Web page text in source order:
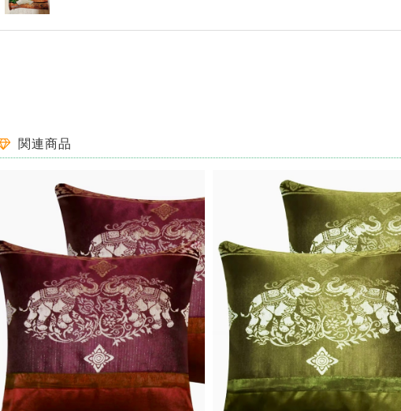
目惚れでご購入ということで、大変嬉しく思います。 パッと目を惹く蓮模様
も、RakThaiをどうぞよろしくお願い致します☆
ココナッツバックルスカート CB-1 ♡タイダイ模様♡
2022/08/14
この商品をとても楽しみに待ってました❤️ 対応もとても早くて丁寧で嬉しかったです(^-^) あり
この度は、ご購入ありがとうございました(^^) 重ねて、評価、レビューコメ
ッツバックルスカート。 気に入っていただけると幸いです( ^ω^ ) 今後とも
関連商品